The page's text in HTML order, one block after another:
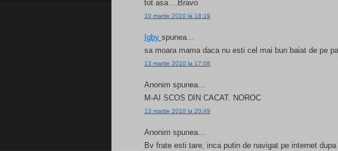
tot asa....Bravo
10 martie 2010 la 18:19
Igbyspunea...
sa moara mama daca nu esti cel mai bun baiat de pe
13 martie 2010 la 17:08
Anonim spunea...
M-AI SCOS DIN CACAT. NOROC
13 martie 2010 la 20:49
Anonim spunea...
Bv frate esti tare, inca putin de navigat pe internet